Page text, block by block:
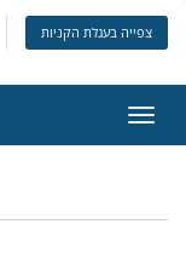
צפייה בעגלת הקניות